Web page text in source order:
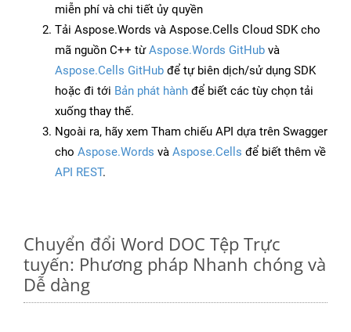
miễn phí và chi tiết ủy quyền
Tải Aspose.Words và Aspose.Cells Cloud SDK cho
mã nguồn C++ từAspose.Words GitHub và
Aspose.Cells GitHub để tự biên dịch/sử dụng SDK
hoặc đi tới Bản phát hành để biết các tùy chọn tải
xuống thay thế.
Ngoài ra, hãy xem Tham chiếu API dựa trên Swagger
cho Aspose.Words và Aspose.Cells để biết thêm về
API REST.
Chuyển đổi Word DOC Tệp Trực
tuyến: Phương pháp Nhanh chóng và
Dễ dàng